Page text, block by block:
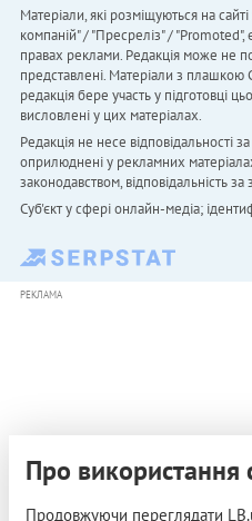
Матеріали, які розміщуються на
компаній" / "Пресреліз" /
правах реклами. Редакція може не
представлені. Матеріали з
редакція бере участь у підготовці
висловлені у цих матеріалах.
Редакція не несе відповідальності
оприлюднені у рекламних
законодавством, відповідальність
Cуб'єкт у сфері онлайн-медіа;
РЕКЛАМА
Про використання
Продовжуючи переглядати